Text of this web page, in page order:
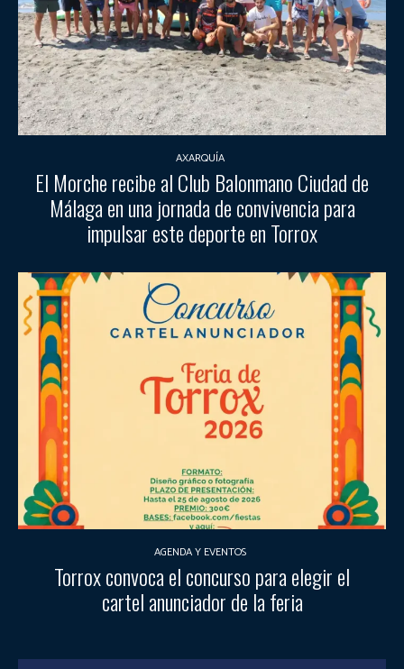
AXARQUÍA
El Morche recibe al Club Balonmano Ciudad de
Málaga en una jornada de convivencia para
impulsar este deporte en Torrox
AGENDA Y EVENTOS
Torrox convoca el concurso para elegir el
cartel anunciador de la feria